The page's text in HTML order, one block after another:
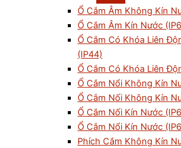
Ổ Cắm Âm Không Kín
Ổ Cắm Âm Kín Nước
Ổ Cắm Có Khóa Liên
(IP44)
Ổ Cắm Có Khóa Liên
Ổ Cắm Nổi Không Kín
Ổ Cắm Nối Không Kín
Ổ Cắm Nối Kín Nước
Ổ Cắm Nổi Kín Nước
Phích Cắm Không Kín